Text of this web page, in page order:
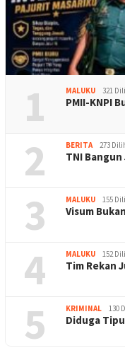
1 MALUKU 321
PMII-KNPI
2 BERITA 273
TNI
3 MALUKU 155
Visum
4 MALUKU 152
Tim Rekan
5 KRIMINAL 130
Diduga